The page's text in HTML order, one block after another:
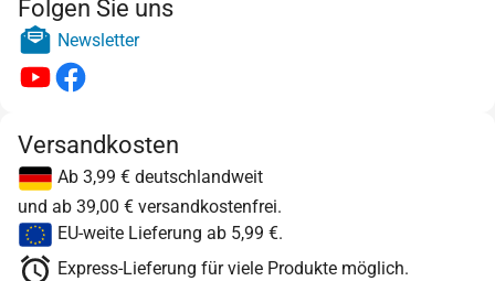
Folgen Sie uns
Newsletter
Versandkosten
Ab 3,99 € deutschlandweit
und ab 39,00 € versandkostenfrei.
EU-weite Lieferung ab 5,99 €.
Express-Lieferung für viele Produkte möglich.